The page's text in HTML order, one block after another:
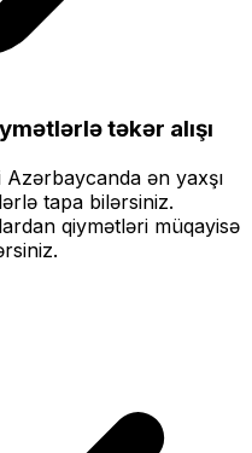
təkər alışı
Azərbaycanda ən yaxşı
tapa bilərsiniz.
qiymətləri müqayisə